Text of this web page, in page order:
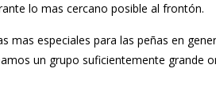
lo mas cercano posible al frontón.
mas especiales para las peñas en
un grupo suficientemente grande